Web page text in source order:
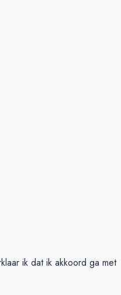
ik dat ik akkoord ga met